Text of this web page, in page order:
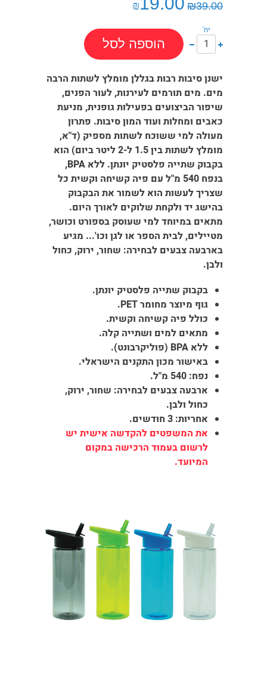
₪39.00
₪
יח'
עוד
אחד
פחות
אחד
הוספה לסל
ישנן סיבות רבות בגללן מומלץ לשתות הרבה
מים. מים תורמים לעירנות, לעור הפנים,
שיפור הביצועים בפעילות גופנית, מניעת
כאבים ומחלות ועוד המון סיבות. פתרון
מעולה למי ששוכח לשתות מספיק (ד"א,
מומלץ לשתות בין 1.5 ל-2 ליטר ביום) הוא
בקבוק שתייה פלסטיק יונתן. ללא BPA,
בנפח 540 מ"ל עם פיה קשיחה וקשית כל
שצריך לעשות הוא לשמור את הבקבוק
בהישג יד ולקחת שלוקים לאורך היום.
מתאים במיוחד למי שעוסק בספורט וכושר,
מטיילים, לבית הספר או לגן וכו'... מגיע
בארבעה צבעים לבחירה: שחור, ירוק, כחול
ולבן.
בקבוק שתייה פלסטיק יונתן.
גוף מיוצר מחומר PET.
כולל פיה קשיחה וקשית.
מתאים למים ושתייה קלה.
ללא BPA (פוליקרבונט).
באישור מכון התקנים הישראלי.
נפח: 540 מ"ל.
ארבעה צבעים לבחירה: שחור, ירוק,
כחול ולבן.
אחריות: 3 חודשים.
את המשפטים להקדשה אישית יש
לרשום בעמוד הרכישה במקום
המיועד.